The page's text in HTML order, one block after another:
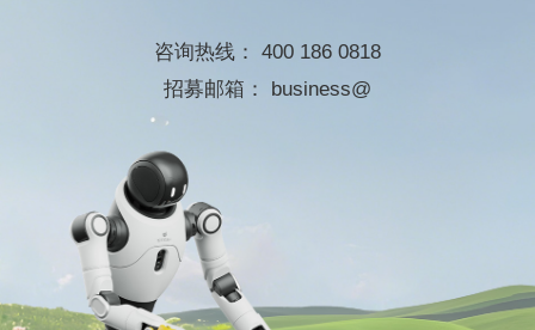
咨询热线： 400 186 0818
招募邮箱： business@